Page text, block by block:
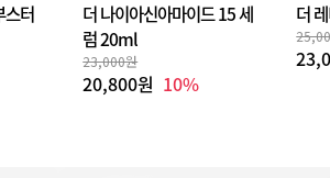
스터
더 나이아신아마이드 15 세
럼 20ml
23,000원
20,800원 10%
더